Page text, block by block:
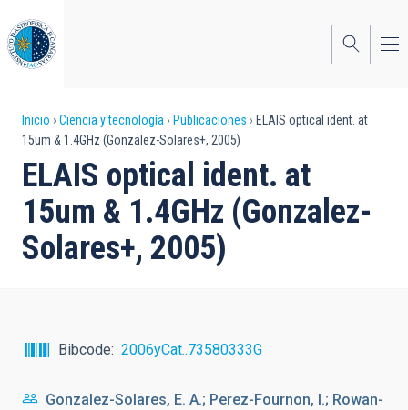
al
contenido
principal
Sobrescribir
enlaces
de
ayuda
a
Inicio Ciencia y tecnología Publicaciones
ELAIS optical ident. at
15um & 1.4GHz (Gonzalez-Solares+, 2005)
ELAIS optical ident. at
15um & 1.4GHz (Gonzalez-
Solares+, 2005)
Bibcode 2006yCat..73580333G
Gonzalez-Solares, E. A.; Perez-Fournon, I.; Rowan-